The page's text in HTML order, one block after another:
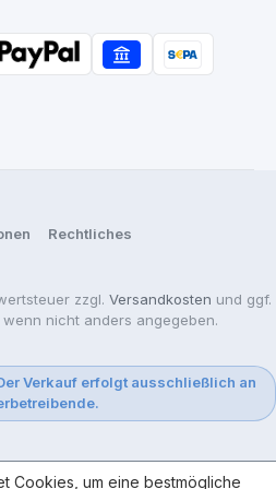
Rechtliches
zzgl. Versandkosten und ggf.
nicht anders angegeben.
Verkauf erfolgt ausschließlich an
Cookies, um eine bestmögliche